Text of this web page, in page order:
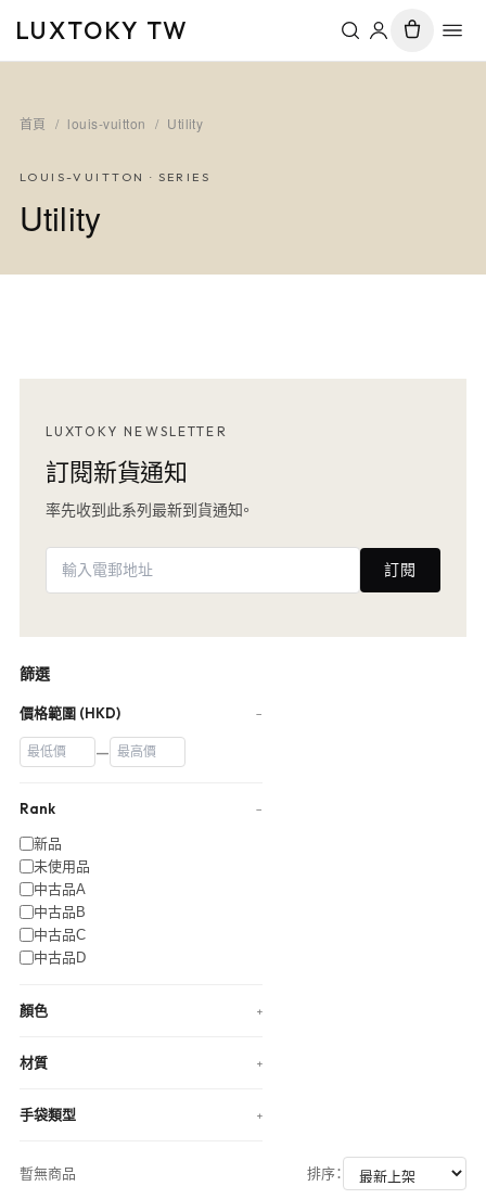
LUXTOKY TW
首頁 / louis-vuitton / Utility
LOUIS-VUITTON · SERIES
Utility
LUXTOKY NEWSLETTER
訂閱新貨通知
率先收到此系列最新到貨通知。
訂閱
篩選
價格範圍 (HKD) −
—
Rank −
新品
未使用品
中古品A
中古品B
中古品C
中古品D
顏色 +
材質 +
手袋類型 +
暫無商品 排序：